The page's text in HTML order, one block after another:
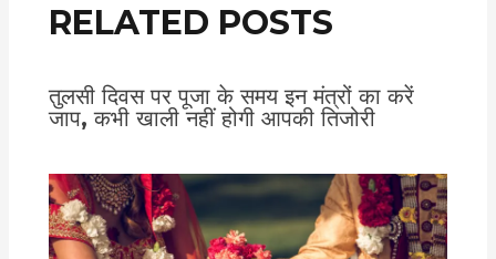
RELATED POSTS
तुलसी दिवस पर पूजा के समय इन मंत्रों का करें
जाप, कभी खाली नहीं होगी आपकी तिजोरी